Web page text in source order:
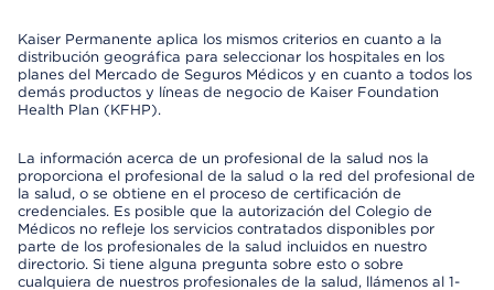
Kaiser Permanente aplica los mismos criterios en cuanto a la
distribución geográfica para seleccionar los hospitales en los
planes del Mercado de Seguros Médicos y en cuanto a todos los
demás productos y líneas de negocio de Kaiser Foundation
Health Plan (KFHP).
La información acerca de un profesional de la salud nos la
proporciona el profesional de la salud o la red del profesional de
la salud, o se obtiene en el proceso de certificación de
credenciales. Es posible que la autorización del Colegio de
Médicos no refleje los servicios contratados disponibles por
parte de los profesionales de la salud incluidos en nuestro
directorio. Si tiene alguna pregunta sobre esto o sobre
cualquiera de nuestros profesionales de la salud, llámenos al 1-